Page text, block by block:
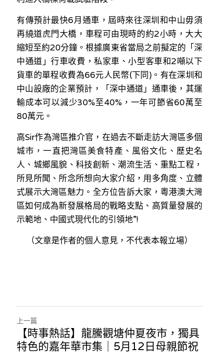
有傳預計最快6月通車，屆時來往深圳和中山毋須
再繞道虎門大橋，車程可由現時的約2小時，大大
縮短至約20分鐘。根據廣東省當局之前擬定的「深
中通道」行車收費，私家車、小型客車和2噸以下
貨車的單程收費為66元人民幣(下同)。有在深圳和
中山設廠的企業預計，「深中通道」通車後，其運
輸成本可以減少30%至40%，一年可節省60萬至
80萬元。
​高Sir作為灣區推介官，在過去不斷走訪大灣區多個
城市，一直把灣區美食特產、風俗文化、歷史名
人、城鄉風貌、科技創新、潮流生活、重點工程，
所見所聞、所念所想向大家介紹，用多角度、立體
式展示大灣區魅力。全方位告訴大家，粵港澳大灣
區如何成為新發展格局的戰略支點、高質量發展的
示範地、中國式現代化的引領地”!
（文章是作者的個人意見，不代表本報立場）
上一篇
【時事熱話】龍騰觀塘仲夏夜市，獨具
特色的嘉年華市集｜5月12日母親節祝